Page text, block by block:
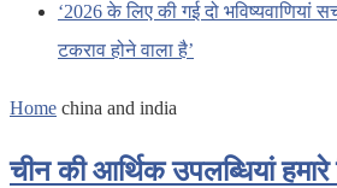
‘2026 के लिए की गई दो भविष्यवाणियां
टकराव होने वाला है’
Home china and india
चीन की आर्थिक उपलब्धियां हमारे